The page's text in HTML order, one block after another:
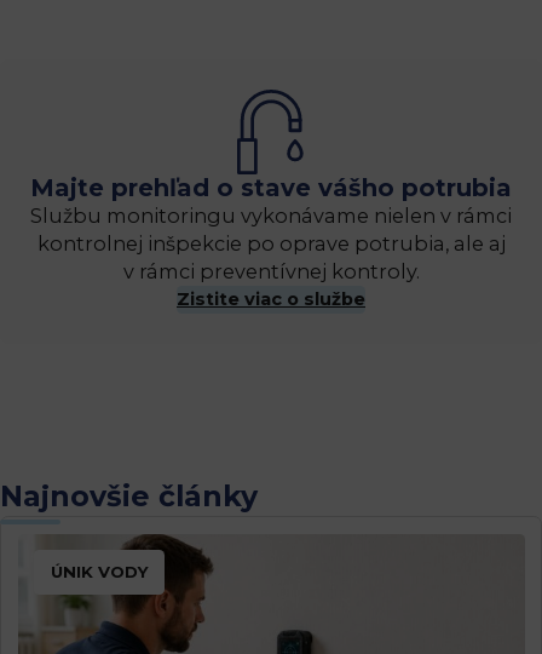
Majte prehľad o stave vášho potrubia
Službu monitoringu vykonávame nielen v rámci
kontrolnej inšpekcie po oprave potrubia, ale aj
v rámci preventívnej kontroly.
Zistite viac o službe
Najnovšie články
ÚNIK VODY